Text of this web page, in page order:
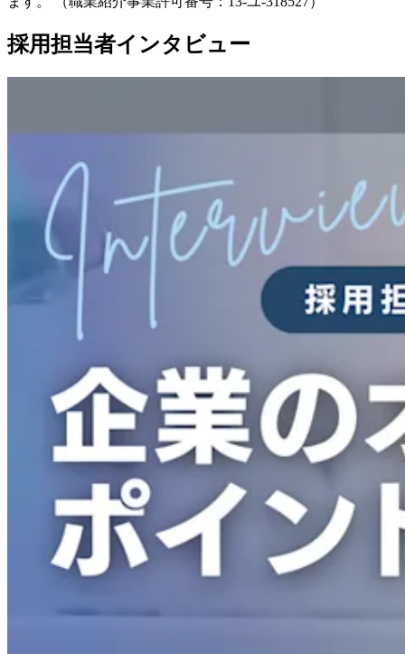
採用担当者インタビュー